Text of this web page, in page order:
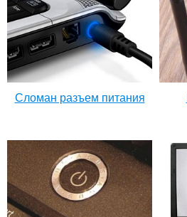
Сломан разъем питания